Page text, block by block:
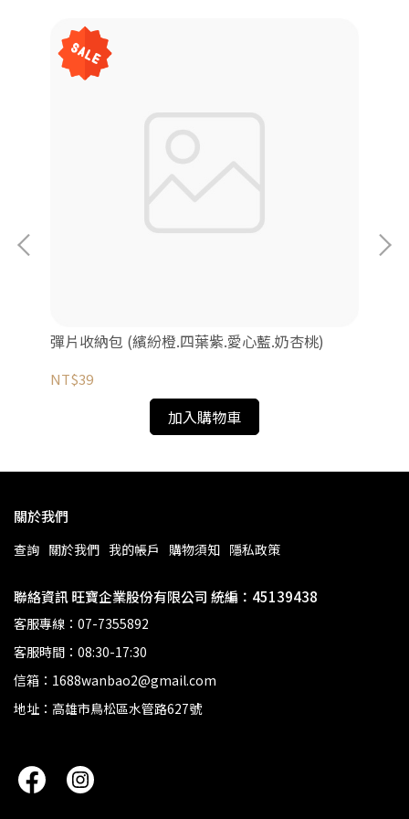
彈片收納包 (繽紛橙.四葉紫.愛心藍.奶杏桃)
NT$39
加入購物車
關於我們
查詢 關於我們 我的帳戶 購物須知 隱私政策
聯絡資訊 旺寶企業股份有限公司 統編：45139438
客服專線：07-7355892
客服時間：08:30-17:30
信箱：1688wanbao2@gmail.com
地址：高雄市鳥松區水管路627號